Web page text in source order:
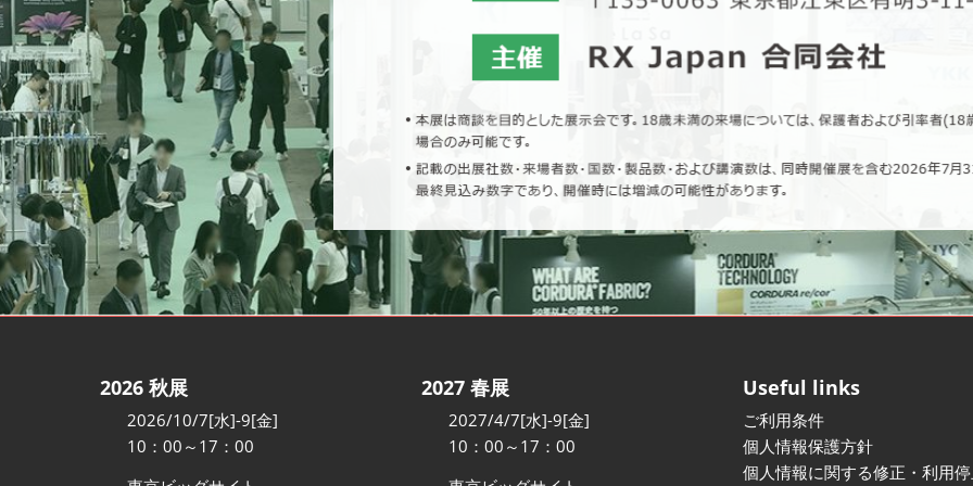
2026 秋展
2026/10/7[水]-9[金]
10：00～17：00
2027 春展
2027/4/7[水]-9[金]
10：00～17：00
Useful links
ご利用条件
個人情報保護方針
個人情報に関する修正・利用